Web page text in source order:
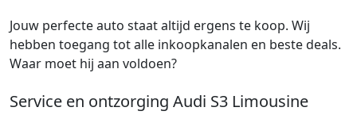
Jouw perfecte auto staat altijd ergens te koop. Wij
hebben toegang tot alle inkoopkanalen en beste deals.
Waar moet hij aan voldoen?
Service en ontzorging Audi S3 Limousine